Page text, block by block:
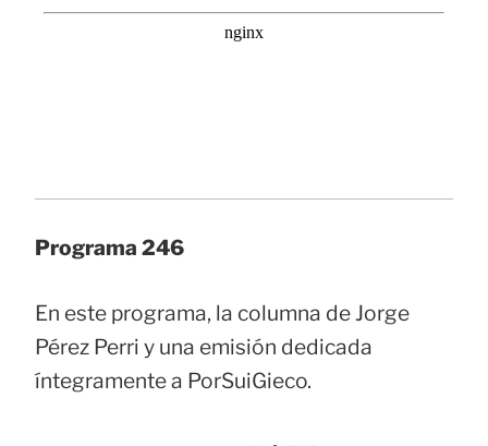
Programa 246
En este programa, la columna de Jorge
Pérez Perri y una emisión dedicada
íntegramente a PorSuiGieco.